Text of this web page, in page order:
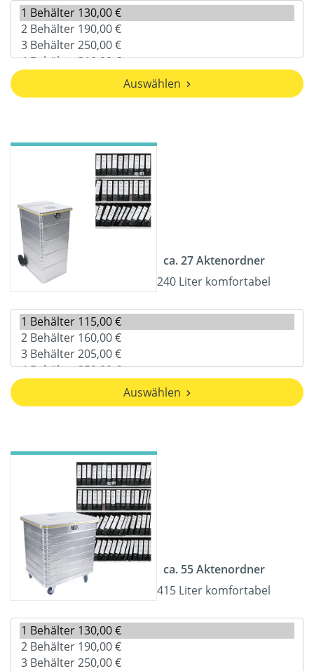
Auswählen
ca. 27 Aktenordner
240 Liter komfortabel
Auswählen
ca. 55 Aktenordner
415 Liter komfortabel